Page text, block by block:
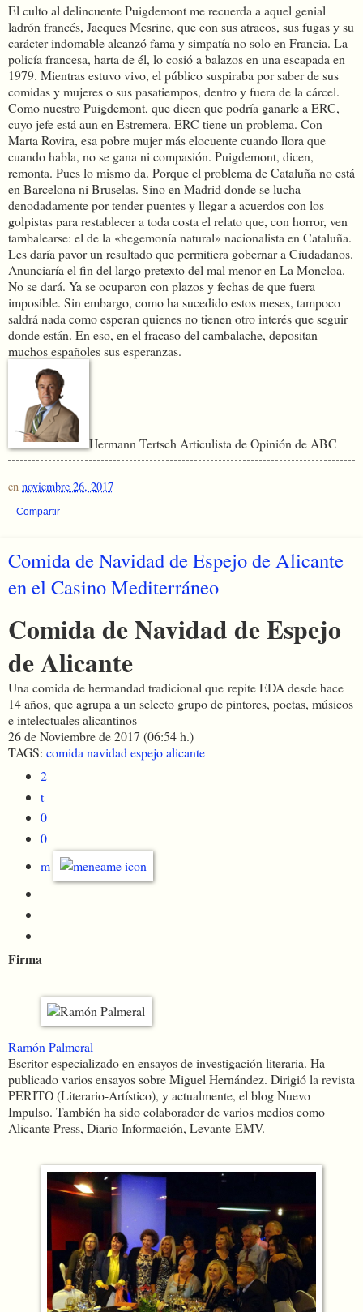
El culto al delincuente Puigdemont me recuerda a aquel genial
ladrón francés, Jacques Mesrine, que con sus atracos, sus fugas y su
carácter indomable alcanzó fama y simpatía no solo en Francia. La
policía francesa, harta de él, lo cosió a balazos en una escapada en
1979. Mientras estuvo vivo, el público suspiraba por saber de sus
comidas y mujeres o sus pasatiempos, dentro y fuera de la cárcel.
Como nuestro Puigdemont, que dicen que podría ganarle a ERC,
cuyo jefe está aun en Estremera. ERC tiene un problema. Con
Marta Rovira, esa pobre mujer más elocuente cuando llora que
cuando habla, no se gana ni compasión. Puigdemont, dicen,
remonta. Pues lo mismo da. Porque el problema de Cataluña no está
en Barcelona ni Bruselas. Sino en Madrid donde se lucha
denodadamente por tender puentes y llegar a acuerdos con los
golpistas para restablecer a toda costa el relato que, con horror, ven
tambalearse: el de la «hegemonía natural» nacionalista en Cataluña.
Les daría pavor un resultado que permitiera gobernar a Ciudadanos.
Anunciaría el fin del largo pretexto del mal menor en La Moncloa.
No se dará. Ya se ocuparon con plazos y fechas de que fuera
imposible. Sin embargo, como ha sucedido estos meses, tampoco
saldrá nada como esperan quienes no tienen otro interés que seguir
donde están. En eso, en el fracaso del cambalache, depositan
muchos españoles sus esperanzas.
Hermann Tertsch Articulista de Opinión de ABC
en noviembre 26, 2017
Compartir
Comida de Navidad de Espejo de Alicante
en el Casino Mediterráneo
Comida de Navidad de Espejo
de Alicante
Una comida de hermandad tradicional que repite EDA desde hace
14 años, que agrupa a un selecto grupo de pintores, poetas, músicos
e intelectuales alicantinos
26 de Noviembre de 2017 (06:54 h.)
TAGS: comida navidad espejoalicante
2
t
0
0
m
Firma
Ramón Palmeral
Escritor especializado en ensayos de investigación literaria. Ha
publicado varios ensayos sobre Miguel Hernández. Dirigió la revista
PERITO (Literario-Artístico), y actualmente, el blog Nuevo
Impulso. También ha sido colaborador de varios medios como
Alicante Press, Diario Información, Levante-EMV.